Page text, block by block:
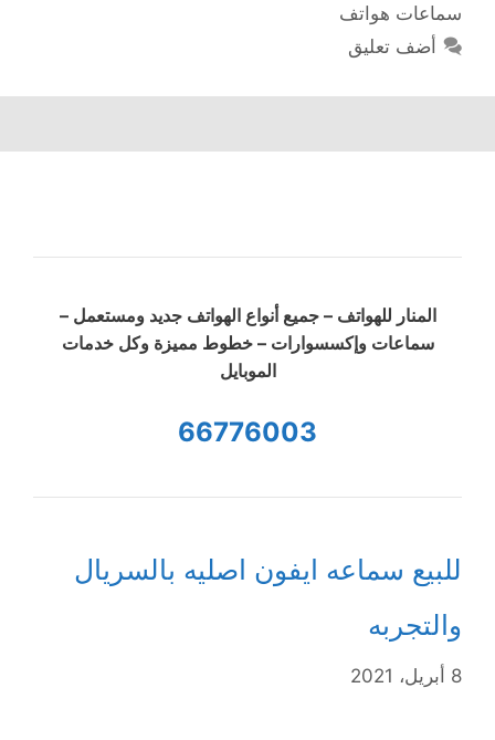
سماعات هواتف
أضف تعليق
المنار للهواتف – جميع أنواع الهواتف جديد ومستعمل –
سماعات وإكسسوارات – خطوط مميزة وكل خدمات
الموبايل
66776003
للبيع سماعه ايفون اصليه بالسريال
والتجربه
8 أبريل، 2021